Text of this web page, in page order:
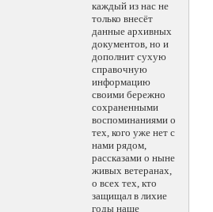
каждый из нас не
только внесёт
данные архивных
документов, но и
дополнит сухую
справочную
информацию
своими бережно
сохраненными
воспоминаниями о
тех, кого уже нет с
нами рядом,
рассказами о ныне
живых ветеранах,
о всех тех, кто
защищал в лихие
годы наше